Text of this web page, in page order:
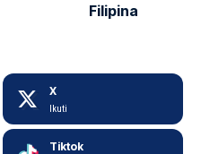
Filipina
X
Ikuti
Tiktok